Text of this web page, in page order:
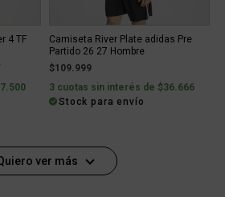
4 TF
Camiseta River Plate adidas Pre
Partido 26 27 Hombre
$109.999
3 cuotas sin interés de $36.666
Stock para envío
ver más